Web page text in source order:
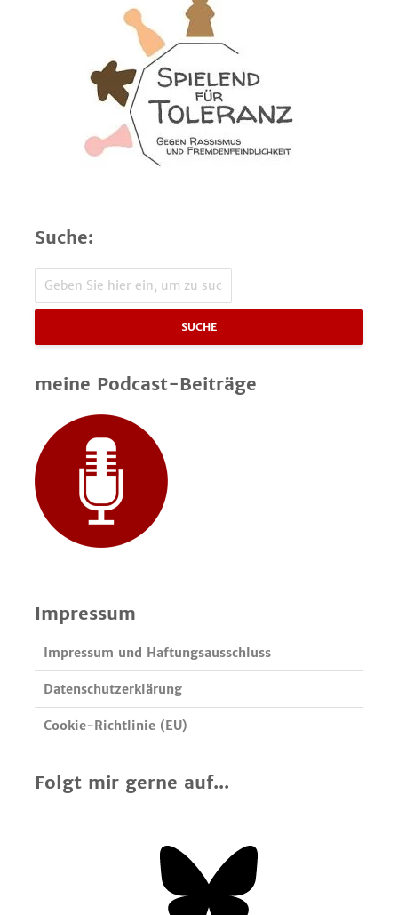
Suche:
SUCHE
meine Podcast-Beiträge
Impressum
Impressum und Haftungsausschluss
Datenschutzerklärung
Cookie-Richtlinie (EU)
Folgt mir gerne auf...